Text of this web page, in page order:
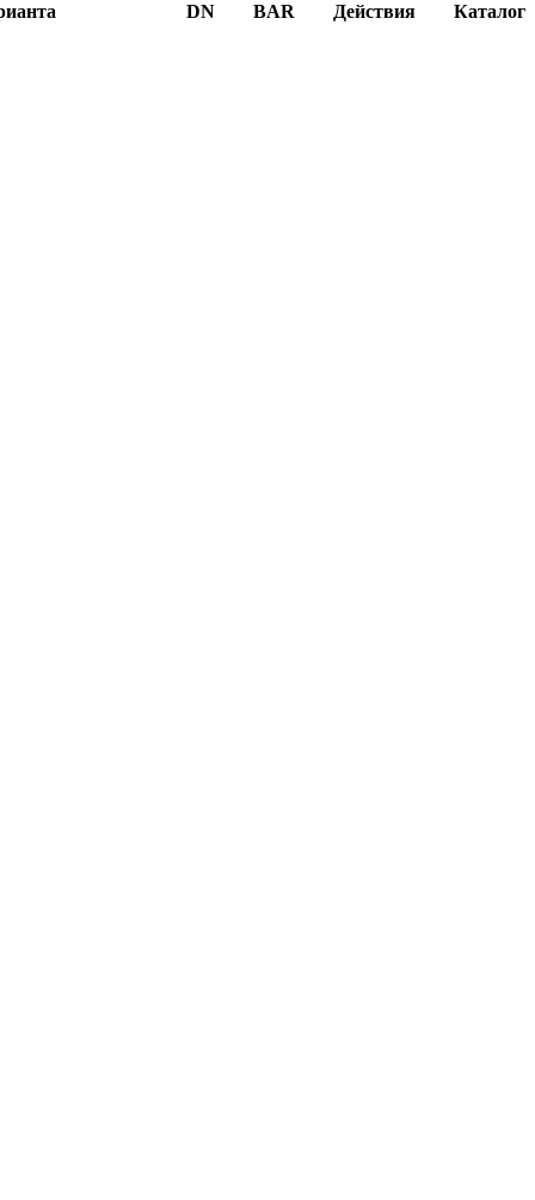
DN BAR Действия Каталог